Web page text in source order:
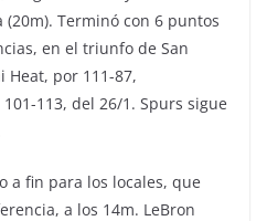
Terminó con 6 puntos
en el triunfo de San
Heat, por 111-87,
113, del 26/1. Spurs sigue
a fin para los locales, que
a los 14m. LeBron